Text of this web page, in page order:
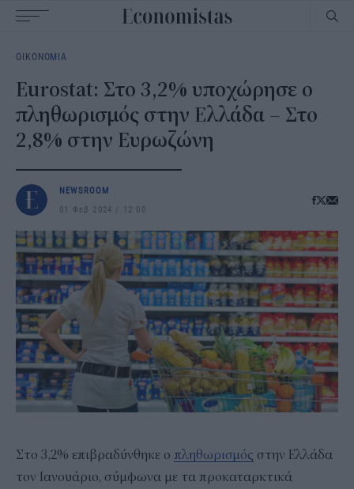
navigation
ΟΙΚΟΝΟΜΙΑ
Eurostat: Στο 3,2% υποχώρησε ο
πληθωρισμός στην Ελλάδα – Στο
2,8% στην Ευρωζώνη
NEWSROOM
01 Φεβ 2024
12:00
Στο 3,2% επιβραδύνθηκε ο πληθωρισμός στην Ελλάδα
τον Ιανουάριο, σύμφωνα με τα προκαταρκτικά